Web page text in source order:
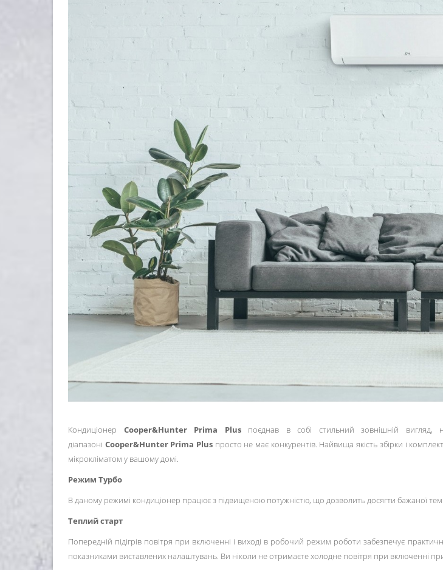
Кондиціонер Cooper&Hunter Prima Plusпоєднав в собі стильний зовнішній вигляд,
діапазоні Cooper&Hunter Prima Plus просто не має конкурентів. Найвища якість збірки і
мікрокліматом у вашому домі.
Режим Турбо
В даному режимі кондиціонер працює з підвищеною потужністю, що дозволить досягти бажаної
Теплий старт
Попередній підігрів повітря при включенні і виході в робочий режим роботи забезпечує
показниками виставлених налаштувань. Ви ніколи не отримаєте холодне повітря при включенні